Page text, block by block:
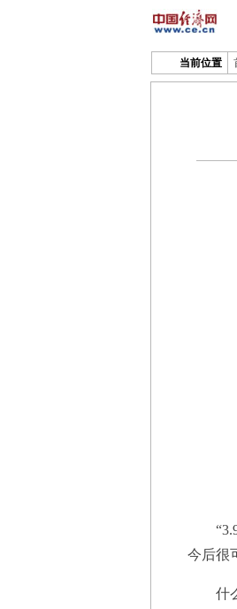
当前位置
今后很
什